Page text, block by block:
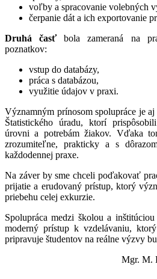
voľby a spracovanie volebných
čerpanie dát a ich exportovanie
Druhá časťbola zameraná na
poznatkov:
vstup do databázy,
práca s databázou,
využitie údajov v praxi.
Významným prínosom spolupráce je
Štatistického úradu, ktorí
úrovni a potrebám žiakov. Vďaka
zrozumiteľne, prakticky a s
každodennej praxe.
Na záver by sme chceli poďakovať
prijatie a erudovaný prístup, ktorý
priebehu celej exkurzie.
Spolupráca medzi školou a
moderný prístup k vzdelávaniu,
pripravuje študentov na reálne výzvy
Mgr. M.